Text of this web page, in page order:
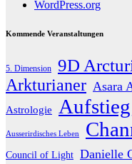
WordPress.org
Kommende Veranstaltungen
5. Dimension 9D
Arkturianer Asara
Astrologie
Ausserirdisches Leben
Council of Light Danielle